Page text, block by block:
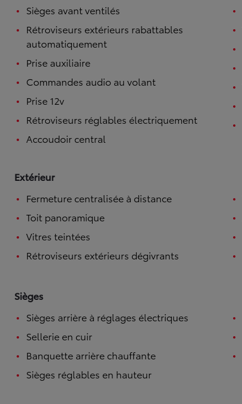
Sièges avant ventilés
Rétroviseurs extérieurs rabattables
automatiquement
Prise auxiliaire
Commandes audio au volant
Prise 12v
Rétroviseurs réglables électriquement
Accoudoir central
Extérieur
Fermeture centralisée à distance
Toit panoramique
Vitres teintées
Rétroviseurs extérieurs dégivrants
Sièges
Sièges arrière à réglages électriques
Sellerie en cuir
Banquette arrière chauffante
Sièges réglables en hauteur